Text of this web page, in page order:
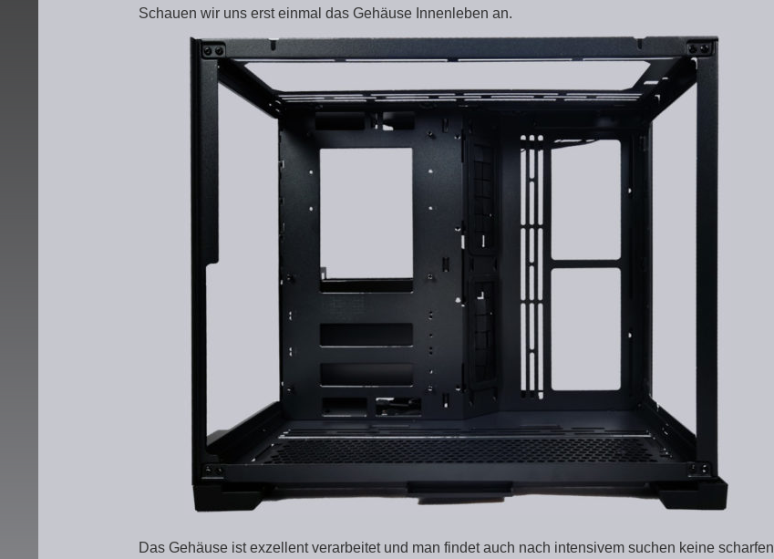
Schauen wir uns erst einmal das Gehäuse Innenleben an.
Das Gehäuse ist exzellent verarbeitet und man findet auch nach intensivem suchen keine scharfen